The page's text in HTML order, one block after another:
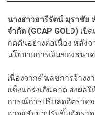
นางสาวอารีรัตน์ มุราชัย
จำกัด (GCAP GOLD) เปิ
กดดันอย่างต่อเนื่อง หลัง
นโยบายการเงินของธนา
เนื่องจากตัวเลขการจ้าง
แข็งแกร่งเกินคาด ส่งผล
การณ์การปรับลดอัตราดอ